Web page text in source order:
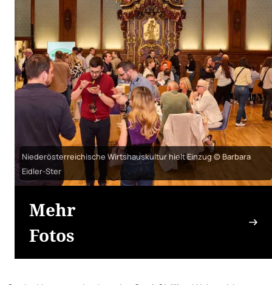
Niederösterreichische Wirtshauskultur hielt Einzug © Barbara
Eidler-Ster
Mehr
Fotos